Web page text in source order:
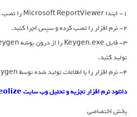
1- ابتدا Microsoft ReportViewer را نصب کنید.
2- نرم افزار را نصب کرده و سپس اجرا کنید.
تولید کنید.
4- نرم افزار را با اطلاعات تولید شده توسط Keygen رجیستر کنید.
دانلود نرم افزار تجزیه و تحلیل وب سایت Seolize نسخه 2.64
پخش اختصاصی